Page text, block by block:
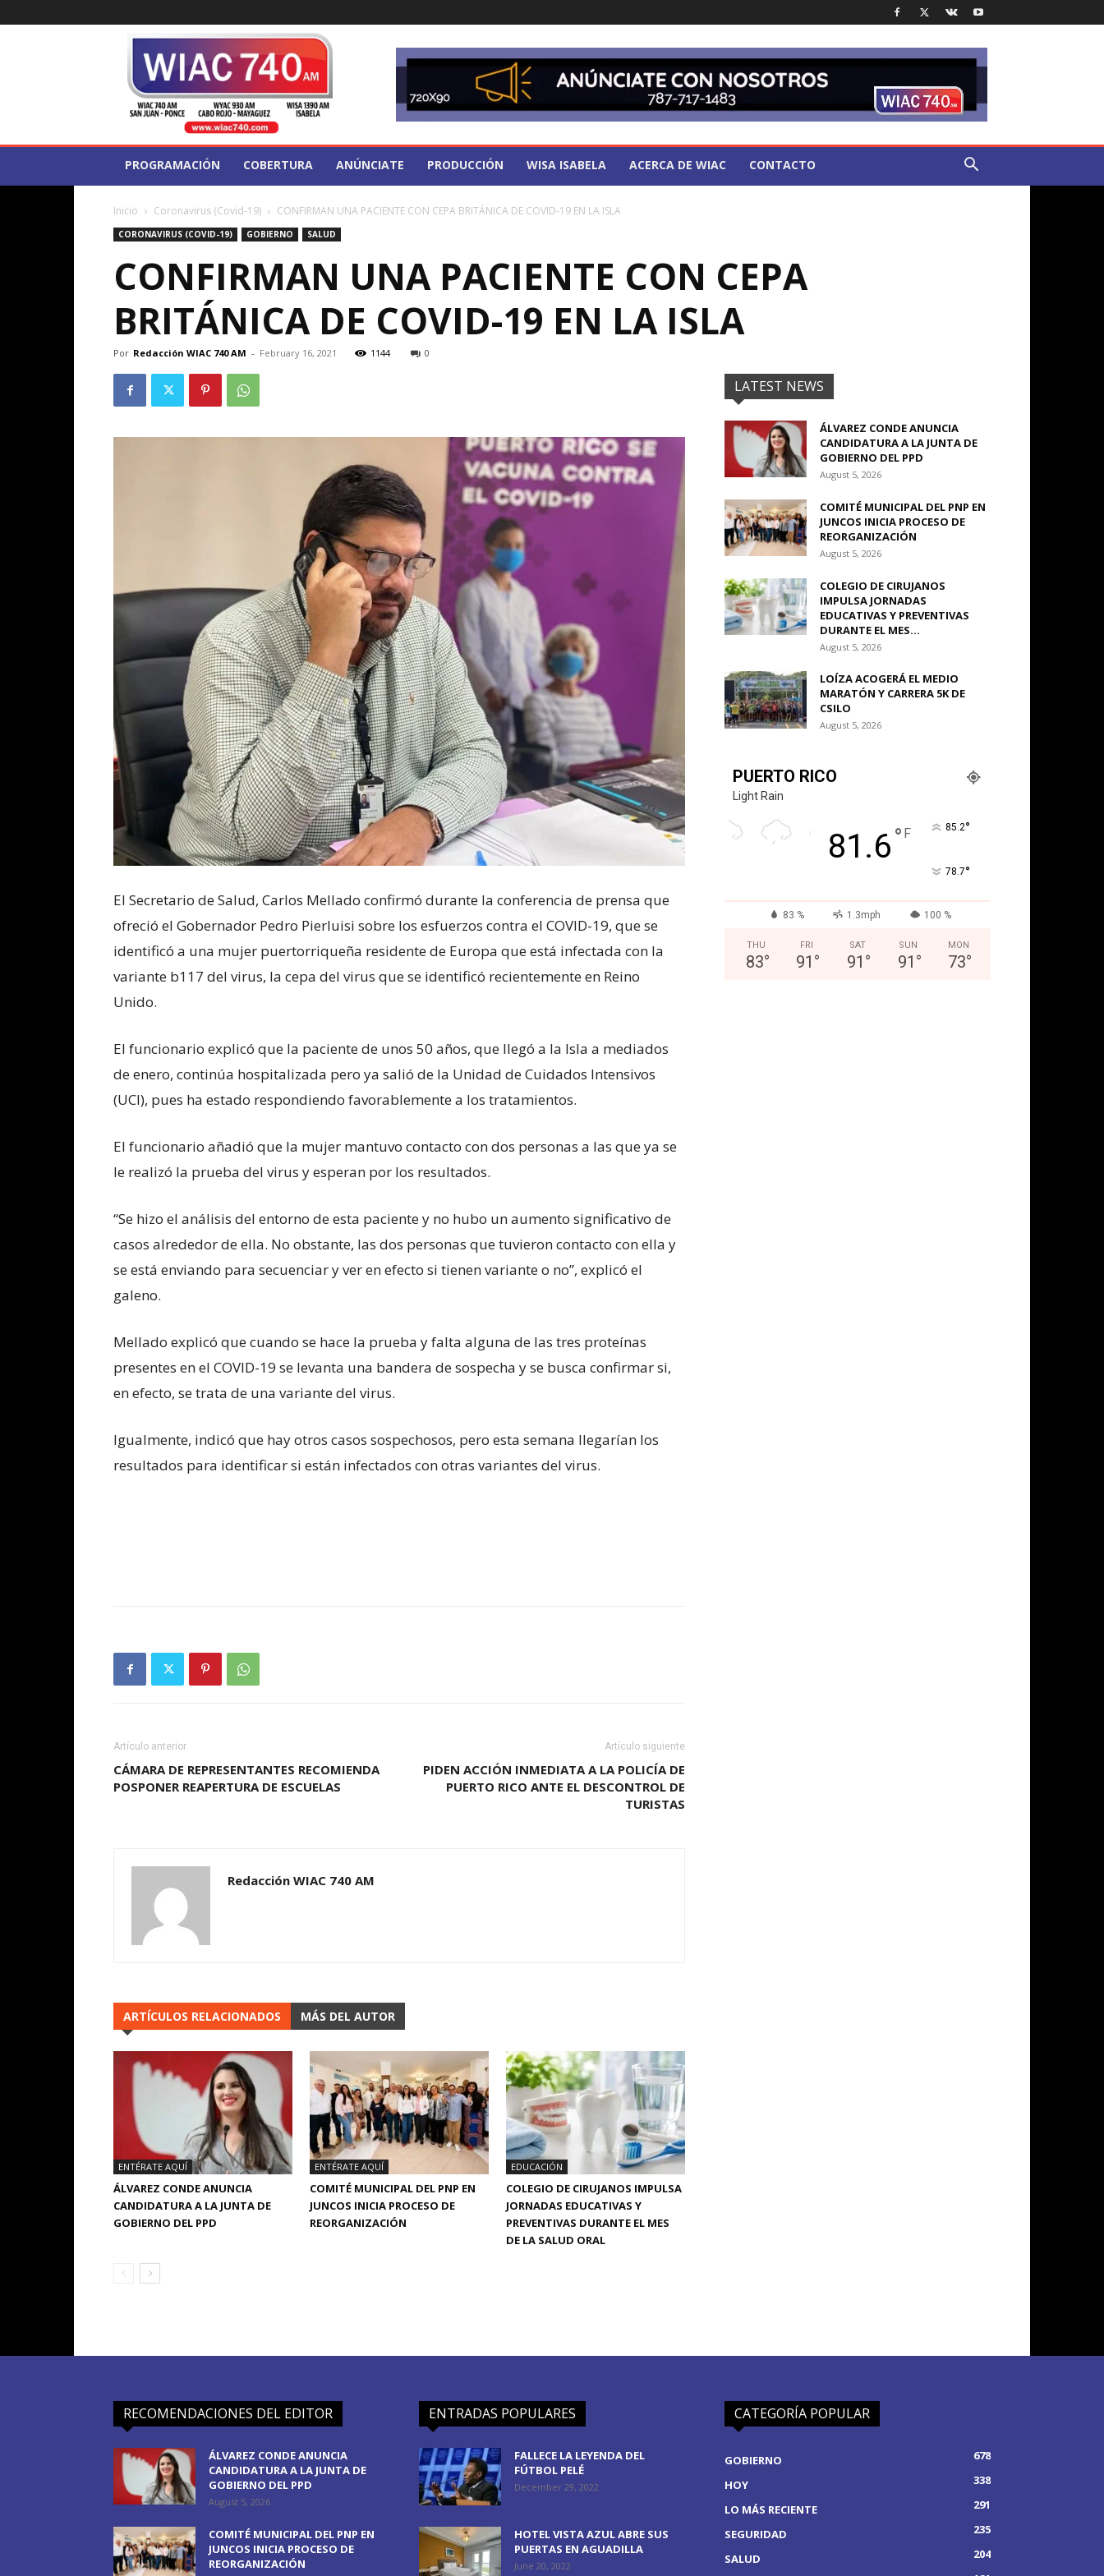
PROGRAMACIÓN COBERTURA ANÚNCIATE PRODUCCIÓN WISA ISABELA ACERCA DE WIAC CONTACTO
Inicio Coronavirus (Covid-19) CONFIRMAN UNA PACIENTE CON CEPA BRITÁNICA DE COVID-19 EN LA ISLA
CORONAVIRUS (COVID-19) GOBIERNO SALUD
CONFIRMAN UNA PACIENTE CON CEPA
BRITÁNICA DE COVID-19 EN LA ISLA
Por Redacción WIAC 740 AM - February 16, 2021 1144 0
El Secretario de Salud, Carlos Mellado confirmó durante la conferencia de prensa que
ofreció el Gobernador Pedro Pierluisi sobre los esfuerzos contra el COVID-19, que se
identificó a una mujer puertorriqueña residente de Europa que está infectada con la
variante b117 del virus, la cepa del virus que se identificó recientemente en Reino
Unido.
El funcionario explicó que la paciente de unos 50 años, que llegó a la Isla a mediados
de enero, continúa hospitalizada pero ya salió de la Unidad de Cuidados Intensivos
(UCI), pues ha estado respondiendo favorablemente a los tratamientos.
El funcionario añadió que la mujer mantuvo contacto con dos personas a las que ya se
le realizó la prueba del virus y esperan por los resultados.
“Se hizo el análisis del entorno de esta paciente y no hubo un aumento significativo de
casos alrededor de ella. No obstante, las dos personas que tuvieron contacto con ella y
se está enviando para secuenciar y ver en efecto si tienen variante o no”, explicó el
galeno.
Mellado explicó que cuando se hace la prueba y falta alguna de las tres proteínas
presentes en el COVID-19 se levanta una bandera de sospecha y se busca confirmar si,
en efecto, se trata de una variante del virus.
Igualmente, indicó que hay otros casos sospechosos, pero esta semana llegarían los
resultados para identificar si están infectados con otras variantes del virus.
Artículo anterior
CÁMARA DE REPRESENTANTES RECOMIENDA
POSPONER REAPERTURA DE ESCUELAS
Artículo siguiente
PIDEN ACCIÓN INMEDIATA A LA POLICÍA DE
PUERTO RICO ANTE EL DESCONTROL DE
TURISTAS
Redacción WIAC 740 AM
ARTÍCULOS RELACIONADOS MÁS DEL AUTOR
ENTÉRATE AQUÍ
ÁLVAREZ CONDE ANUNCIA
CANDIDATURA A LA JUNTA DE
GOBIERNO DEL PPD
ENTÉRATE AQUÍ
COMITÉ MUNICIPAL DEL PNP EN
JUNCOS INICIA PROCESO DE
REORGANIZACIÓN
EDUCACIÓN
COLEGIO DE CIRUJANOS IMPULSA
JORNADAS EDUCATIVAS Y
PREVENTIVAS DURANTE EL MES
DE LA SALUD ORAL
LATEST NEWS
ÁLVAREZ CONDE ANUNCIA
CANDIDATURA A LA JUNTA DE
GOBIERNO DEL PPD
August 5, 2026
COMITÉ MUNICIPAL DEL PNP EN
JUNCOS INICIA PROCESO DE
REORGANIZACIÓN
August 5, 2026
COLEGIO DE CIRUJANOS
IMPULSA JORNADAS
EDUCATIVAS Y PREVENTIVAS
DURANTE EL MES...
August 5, 2026
LOÍZA ACOGERÁ EL MEDIO
MARATÓN Y CARRERA 5K DE
CSILO
August 5, 2026
PUERTO RICO
Light Rain
81.6° F 85.2°
78.7°
83 % 1.3mph 100 %
THU
83°
FRI
91 °
SAT
91 °
SUN
91 °
MON
73°
RECOMENDACIONES DEL EDITOR
ÁLVAREZ CONDE ANUNCIA
CANDIDATURA A LA JUNTA DE
GOBIERNO DEL PPD
August 5, 2026
COMITÉ MUNICIPAL DEL PNP EN
JUNCOS INICIA PROCESO DE
REORGANIZACIÓN
ENTRADAS POPULARES
FALLECE LA LEYENDA DEL
FÚTBOL PELÉ
December 29, 2022
HOTEL VISTA AZUL ABRE SUS
PUERTAS EN AGUADILLA
June 20, 2022
CATEGORÍA POPULAR
GOBIERNO
678
HOY
338
LO MÁS RECIENTE
291
SEGURIDAD
235
SALUD
204